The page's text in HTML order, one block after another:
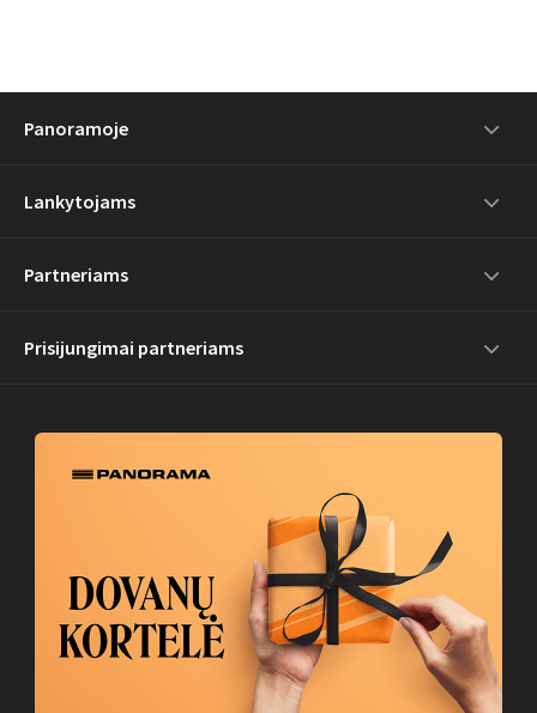
Panoramoje
Lankytojams
Partneriams
Prisijungimai partneriams